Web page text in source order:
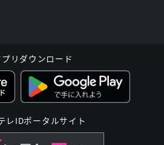
リダウンロード
レIDポータルサイト